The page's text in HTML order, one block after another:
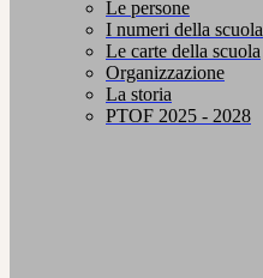
Le persone
I numeri della scuola
Le carte della scuola
Organizzazione
La storia
PTOF 2025 - 2028